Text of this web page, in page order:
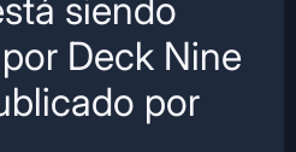
siendo
Deck Nine
por